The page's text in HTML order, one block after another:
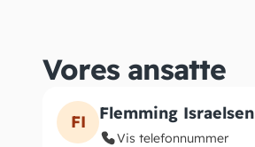
Vores ansatte
FI Flemming Israelsen
Vis telefonnummer